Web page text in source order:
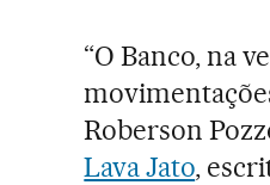
“O Banco, na
Roberson
Lava Jato,